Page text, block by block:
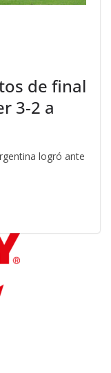
de final
3-2 a
logró ante